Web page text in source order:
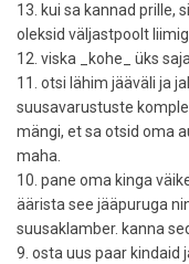
13. kui sa kannad prille,
oleksid väljastpoolt
12. viska _kohe_ üks
11. otsi lähim jääväli ja
suusavarustuste
mängi, et sa otsid oma
maha.
10. pane oma kinga
äärista see jääpuruga
suusaklamber. kanna
9. osta uus paar kindaid